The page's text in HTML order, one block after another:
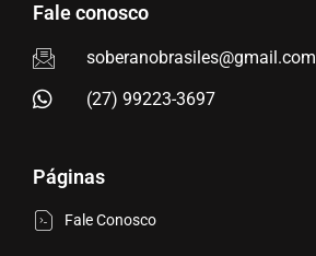
Fale conosco
soberanobrasiles@gmail.com
(27) 99223-3697
Páginas
Fale Conosco